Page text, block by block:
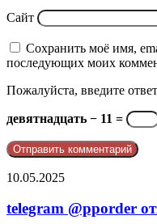
Сайт
Сохранить моё имя,
последующих моих
Пожалуйста, введите
девятнадцать − 11 =
telegram
отзывы
10.05.2025
telegram @pporder